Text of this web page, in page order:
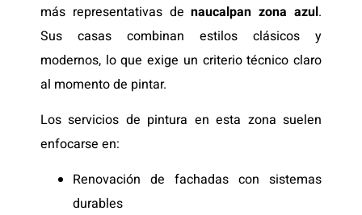
más representativas denaucalpan zona azul.
Sus casas combinan estilos clásicos y
modernos, lo que exige un criterio técnico claro
al momento de pintar.
Los servicios de pintura en esta zona suelen
enfocarse en:
Renovación de fachadas con sistemas
durables